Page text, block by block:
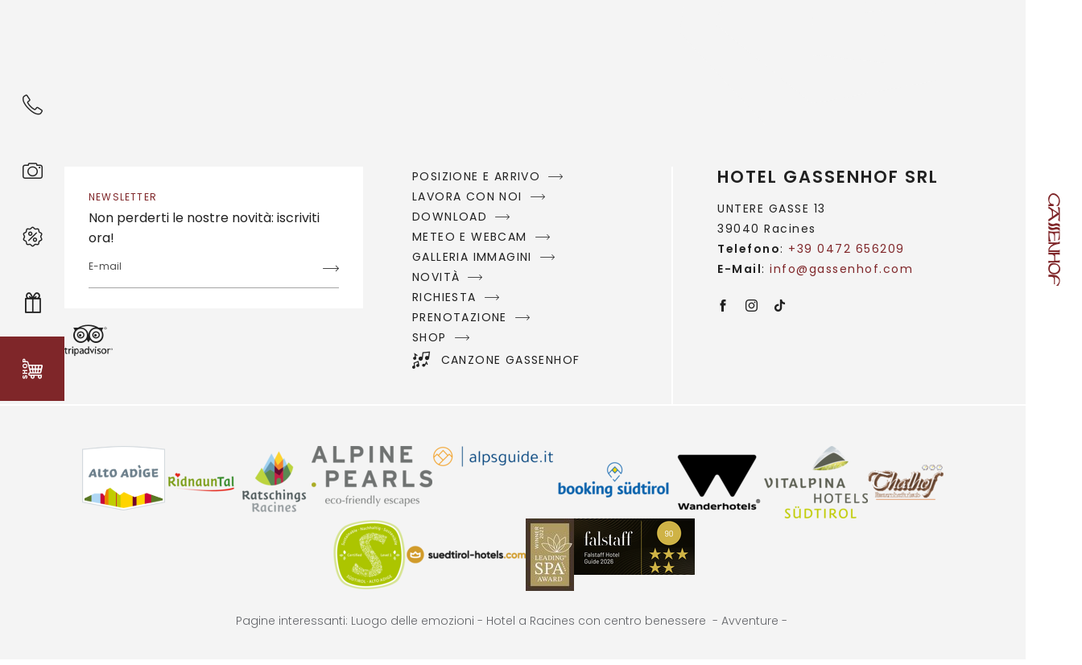
NEWSLETTER
Non perderti le nostre novità: iscriviti
ora!
E-mail
POSIZIONE E ARRIVO
LAVORA CON NOI
DOWNLOAD
METEO E WEBCAM
GALLERIA IMMAGINI
NOVITÀ
RICHIESTA
PRENOTAZIONE
SHOP
CANZONE GASSENHOF
HOTEL GASSENHOF SRL
UNTERE GASSE 13
39040 Racines
Telefono: +39 0472 656209
E-Mail: info@gassenhof.com
Pagine interessanti: Luogo delle emozioni - Hotel a Racines con centro benessere - Avventure -